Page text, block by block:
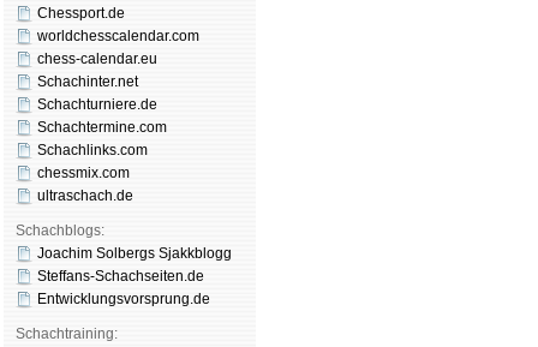
Chessport.de
worldchesscalendar.com
chess-calendar.eu
Schachinter.net
Schachturniere.de
Schachtermine.com
Schachlinks.com
chessmix.com
ultraschach.de
Schachblogs:
Joachim Solbergs Sjakkblogg
Steffans-Schachseiten.de
Entwicklungsvorsprung.de
Schachtraining: